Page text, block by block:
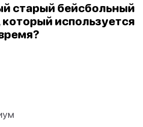
старый бейсбольный
который используется